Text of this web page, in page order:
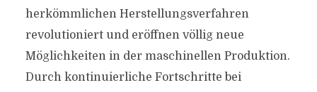
herkömmlichen Herstellungsverfahren
revolutioniert und eröffnen völlig neue
Möglichkeiten in der maschinellen Produktion.
Durch kontinuierliche Fortschritte bei